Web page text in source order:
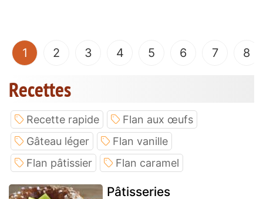
1 (current)
2 3 4 5 6 7 8
Recettes
Recette rapide
Flan aux œufs
Gâteau léger
Flan vanille
Flan pâtissier
Flan caramel
Pâtisseries